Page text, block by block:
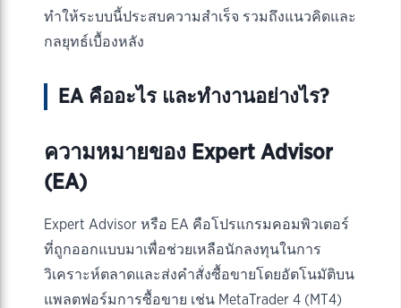
ทำให้ระบบนี้ประสบความสำเร็จ รวมถึงแนวคิดและ
กลยุทธ์เบื้องหลัง
EA คืออะไร และทำงานอย่างไร?
ความหมายของ Expert Advisor
(EA)
Expert Advisor หรือ EA คือโปรแกรมคอมพิวเตอร์
ที่ถูกออกแบบมาเพื่อช่วยเหลือนักลงทุนในการ
วิเคราะห์ตลาดและส่งคำสั่งซื้อขายโดยอัตโนมัติบน
แพลตฟอร์มการซื้อขาย เช่น MetaTrader 4 (MT4)